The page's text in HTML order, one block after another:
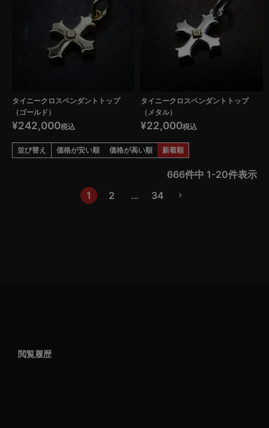
タイニークロスペンダントトップ
（ゴールド）
¥242,000税込
タイニークロスペンダントトップ
（メタル）
¥22,000税込
並び替え 価格が安い順 価格が高い順 新着順
666件中 1-20件表示
1
2 … 34
閲覧履歴